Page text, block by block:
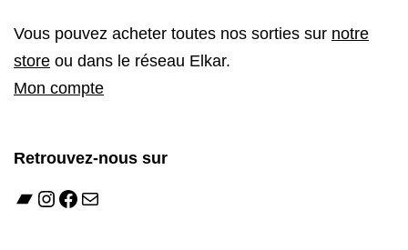
Vous pouvez acheter toutes nos sorties sur notre
store ou dans le réseau Elkar.
Mon compte
Retrouvez-nous sur
Bandcamp
Instagram
Facebook
E-mail